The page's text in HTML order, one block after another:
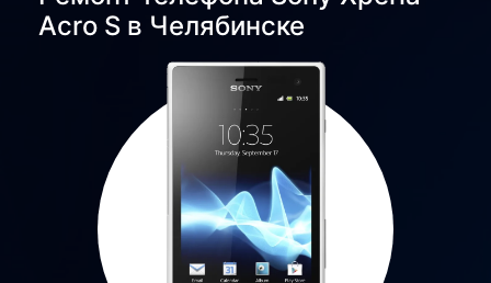
Acro S в Челябинске